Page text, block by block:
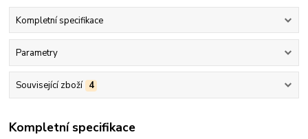
Kompletní specifikace
Parametry
Související zboží 4
Kompletní specifikace